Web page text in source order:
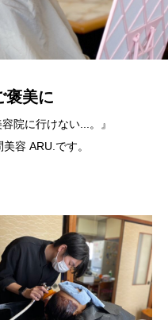
褒美に
院に行けない...。』
容 ARU.です。